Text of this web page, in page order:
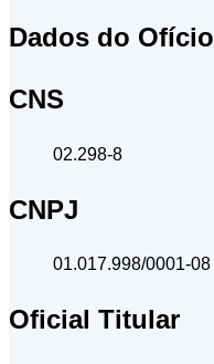
Dados do Ofício
CNS
02.298-8
CNPJ
01.017.998/0001-08
Oficial Titular